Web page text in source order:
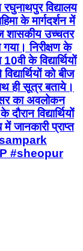
विद्यालय
के मार्गदर्शन में
शासकीय उच्चतर
गया। निरीक्षण के
के विद्यार्थियों
को बीज
ही सूत्र बताये।
का अवलोकन
विद्यार्थियों
जानकारी प्राप्त
#sheopur